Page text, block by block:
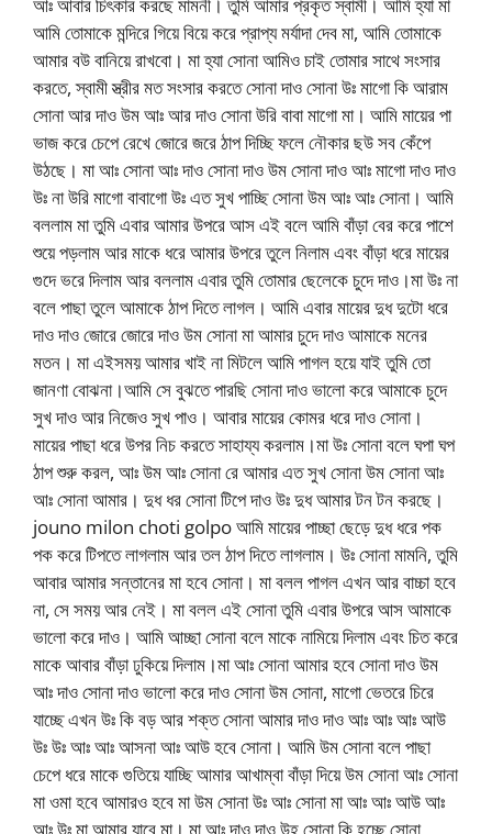
আমি তোমাকে মন্দিরে গিয়ে বিয়ে করে প্রাপ্য মর্যাদা দেব মা, আমি তোমাকে
আমার বউ বানিয়ে রাখবো। মা হ্যা সোনা আমিও চাই তোমার সাথে সংসার
করতে, স্বামী স্ত্রীর মত সংসার করতে সোনা দাও সোনা উঃ মাগো কি আরাম
সোনা আর দাও উম আঃ আর দাও সোনা উরি বাবা মাগো মা। আমি মায়ের পা
ভাজ করে চেপে রেখে জোরে জরে ঠাপ দিচ্ছি ফলে নৌকার ছউ সব কেঁপে
উঠছে। মা আঃ সোনা আঃ দাও সোনা দাও উম সোনা দাও আঃ মাগো দাও দাও
উঃ না উরি মাগো বাবাগো উঃ এত সুখ পাচ্ছি সোনা উম আঃ আঃ সোনা। আমি
বললাম মা তুমি এবার আমার উপরে আস এই বলে আমি বাঁড়া বের করে পাশে
শুয়ে পড়লাম আর মাকে ধরে আমার উপরে তুলে নিলাম এবং বাঁড়া ধরে মায়ের
গুদে ভরে দিলাম আর বললাম এবার তুমি তোমার ছেলেকে চুদে দাও।মা উঃ না
বলে পাছা তুলে আমাকে ঠাপ দিতে লাগল। আমি এবার মায়ের দুধ দুটো ধরে
দাও দাও জোরে জোরে দাও উম সোনা মা আমার চুদে দাও আমাকে মনের
মতন। মা এইসময় আমার খাই না মিটলে আমি পাগল হয়ে যাই তুমি তো
জানণা বোঝনা।আমি সে বুঝতে পারছি সোনা দাও ভালো করে আমাকে চুদে
সুখ দাও আর নিজেও সুখ পাও। আবার মায়ের কোমর ধরে দাও সোনা।
মায়ের পাছা ধরে উপর নিচ করতে সাহায্য করলাম।মা উঃ সোনা বলে ঘপা ঘপ
ঠাপ শুরু করল, আঃ উম আঃ সোনা রে আমার এত সুখ সোনা উম সোনা আঃ
আঃ সোনা আমার। দুধ ধর সোনা টিপে দাও উঃ দুধ আমার টন টন করছে।
jouno milon choti golpo আমি মায়ের পাচ্ছা ছেড়ে দুধ ধরে পক
পক করে টিপতে লাগলাম আর তল ঠাপ দিতে লাগলাম। উঃ সোনা মামনি, তুমি
আবার আমার সন্তানের মা হবে সোনা। মা বলল পাগল এখন আর বাচ্চা হবে
না, সে সময় আর নেই। মা বলল এই সোনা তুমি এবার উপরে আস আমাকে
ভালো করে দাও। আমি আচ্ছা সোনা বলে মাকে নামিয়ে দিলাম এবং চিত করে
মাকে আবার বাঁড়া ঢুকিয়ে দিলাম।মা আঃ সোনা আমার হবে সোনা দাও উম
আঃ দাও সোনা দাও ভালো করে দাও সোনা উম সোনা, মাগো ভেতরে চিরে
যাচ্ছে এখন উঃ কি বড় আর শক্ত সোনা আমার দাও দাও আঃ আঃ আঃ আউ
উঃ উঃ আঃ আঃ আসনা আঃ আউ হবে সোনা। আমি উম সোনা বলে পাছা
চেপে ধরে মাকে গুতিয়ে যাচ্ছি আমার আখাম্বা বাঁড়া দিয়ে উম সোনা আঃ সোনা
মা ওমা হবে আমারও হবে মা উম সোনা উঃ আঃ সোনা মা আঃ আঃ আউ আঃ
আঃ উঃ মা আমার যাবে মা। মা আঃ দাও দাও উহ সোনা কি হচ্ছে সোনা